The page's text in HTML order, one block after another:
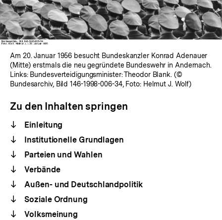
Am 20. Januar 1956 besucht Bundeskanzler Konrad Adenauer
(Mitte) erstmals die neu gegründete Bundeswehr in Andernach.
Links: Bundesverteidigungsminister: Theodor Blank. (©
Bundesarchiv, Bild 146-1998-006-34, Foto: Helmut J. Wolf)
Zu den Inhalten springen
Einleitung
Institutionelle Grundlagen
Parteien und Wahlen
Verbände
Außen- und Deutschlandpolitik
Soziale Ordnung
Volksmeinung